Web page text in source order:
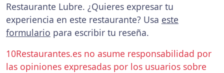
Restaurante Lubre. ¿Quieres expresar tu
experiencia en este restaurante? Usa este
formulario para escribir tu reseña.
10Restaurantes.es no asume responsabilidad por
las opiniones expresadas por los usuarios sobre